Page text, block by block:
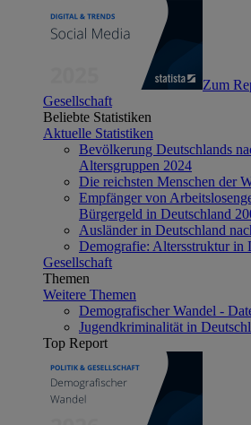
Zum
Gesellschaft
Beliebte Statistiken
Aktuelle Statistiken
Bevölkerung Deutschlands
Altersgruppen 2024
Die reichsten Menschen der
Empfänger von
Bürgergeld in Deutschland
Ausländer in Deutschland
Demografie: Altersstruktur in
Gesellschaft
Themen
Weitere Themen
Demografischer Wandel -
Jugendkriminalität in
Top Report